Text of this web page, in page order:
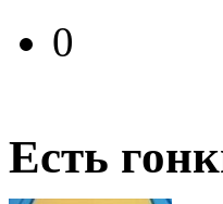
0
Есть